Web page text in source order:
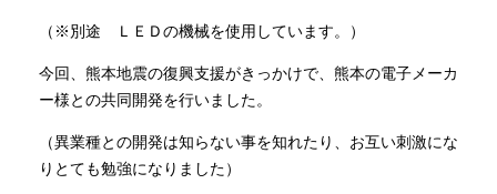
（※別途 ＬＥＤの機械を使用しています。）
今回、熊本地震の復興支援がきっかけで、熊本の電子メーカ
ー様との共同開発を行いました。
（異業種との開発は知らない事を知れたり、お互い刺激にな
りとても勉強になりました）